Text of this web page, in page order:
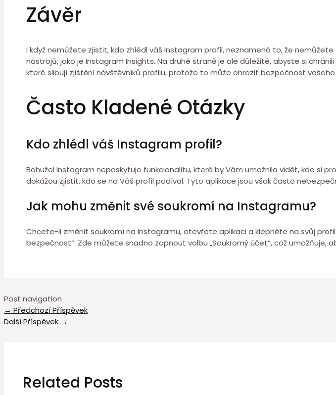
Závěr
I když nemůžete zjistit, kdo zhlédl váš Instagram profil, neznamená to, že
nástrojů, jako je Instagram Insights. Na druhé straně je ale důležité, abyste si
které slibují zjištění návštěvníků profilu, protože to může ohrozit bezpečnost
Často Kladené Otázky
Kdo zhlédl váš Instagram profil?
Bohužel Instagram neposkytuje funkcionalitu, která by Vám umožnila vidět, kdo si
dokážou zjistit, kdo se na Váš profil podíval. Tyto aplikace jsou však často
Jak mohu změnit své soukromí na Instagramu?
Chcete-li změnit soukromí na Instagramu, otevřete aplikaci a klepněte na svůj
bezpečnost“. Zde můžete snadno zapnout volbu „Soukromý účet“, což umožňuje,
Post navigation
← Předchozí Příspěvek
Další Příspěvek →
Related Posts